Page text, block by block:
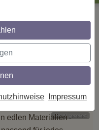
Bild KI generiert
edlen Materialien
Impressum